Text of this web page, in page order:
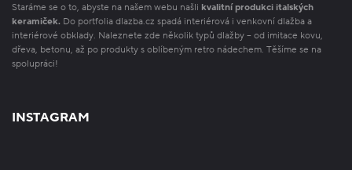
Staráme se o to, abyste na našem webu našli kvalitní produkci italských
keramiček. Do portfolia dlazba.cz spadá interiérová i venkovní dlažba a
interiérové obklady. Naleznete zde několik typů dlažby – od imitace kovu,
dřeva, betonu, až po produkty s oblíbeným retro nádechem. Těšíme se na
spolupráci!
INSTAGRAM